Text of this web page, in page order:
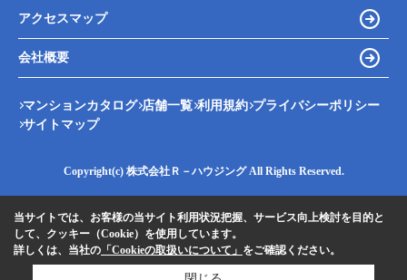
アクセスマップ
会社概要
マンションカタログ 店舗一覧 利用規約 プライバシーポリシー
サイトマップ
Copyright(c) 株式会社Ｒ－ハウジング All Rights Reserved.
当サイトでは、お客様の当サイト利用状況把握、サービス向上検討を目的と
して、クッキー（Cookie）を使用しています。
詳しくは、当社の 「Cookieの取扱いについて」 をご確認ください。